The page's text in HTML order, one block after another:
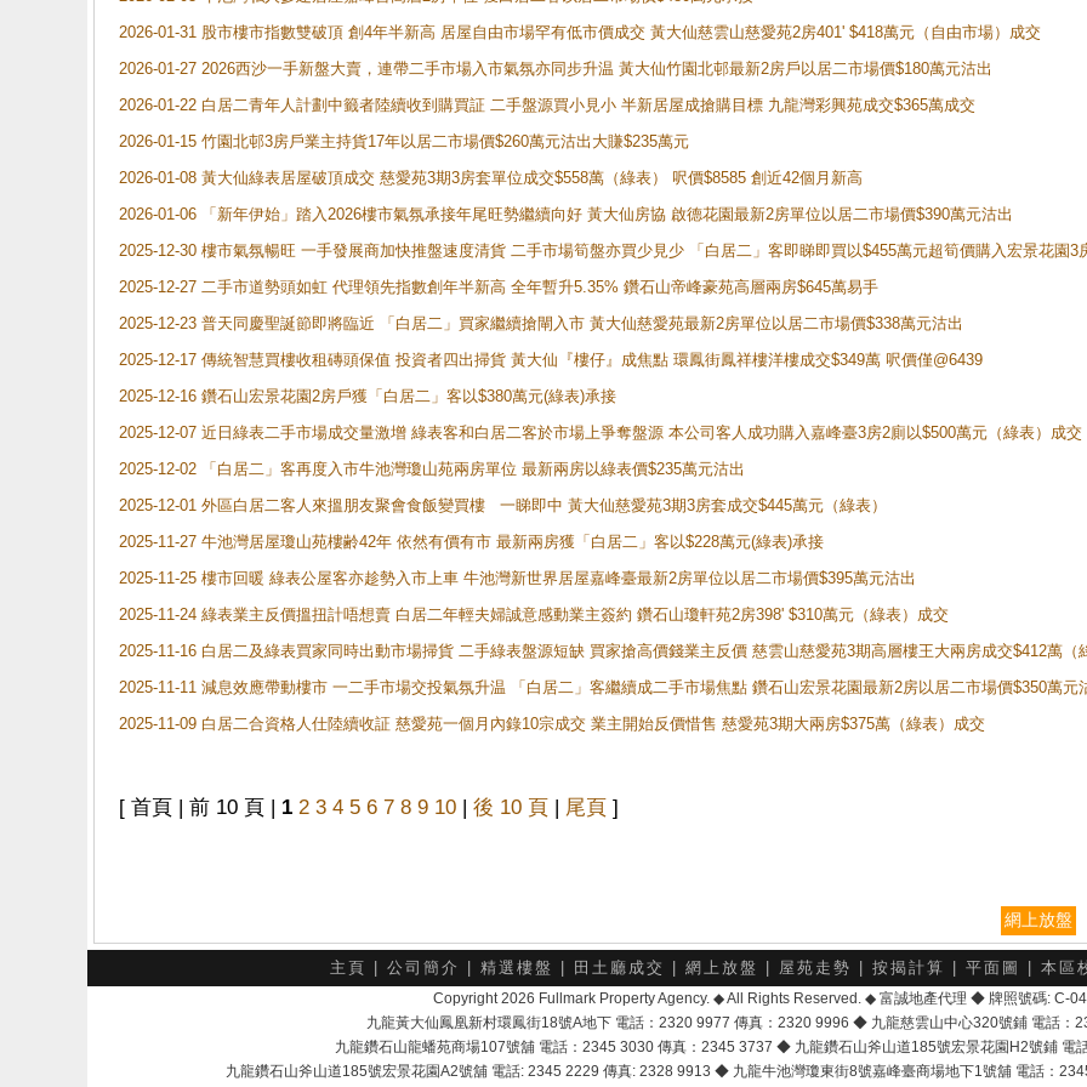
2026-01-31 股市樓市指數雙破頂 創4年半新高 居屋自由市場罕有低市價成交 黃大仙慈雲山慈愛苑2房401' $418萬元（自由市場）成交
2026-01-27 2026西沙一手新盤大賣，連帶二手市場入市氣氛亦同步升温 黃大仙竹園北邨最新2房戶以居二市場價$180萬元沽出
2026-01-22 白居二青年人計劃中籤者陸續收到購買証 二手盤源買小見小 半新居屋成搶購目標 九龍灣彩興苑成交$365萬成交
2026-01-15 竹園北邨3房戶業主持貨17年以居二市場價$260萬元沽出大賺$235萬元
2026-01-08 黃大仙綠表居屋破頂成交 慈愛苑3期3房套單位成交$558萬（綠表） 呎價$8585 創近42個月新高
2026-01-06 「新年伊始」踏入2026樓市氣氛承接年尾旺勢繼續向好 黃大仙房協 啟德花園最新2房單位以居二市場價$390萬元沽出
2025-12-30 樓市氣氛暢旺 一手發展商加快推盤速度清貨 二手市場筍盤亦買少見少 「白居二」客即睇即買以$455萬元超筍價購入宏景花園3
2025-12-27 二手市道勢頭如虹 代理領先指數創年半新高 全年暫升5.35% 鑽石山帝峰豪苑高層兩房$645萬易手
2025-12-23 普天同慶聖誕節即將臨近 「白居二」買家繼續搶閘入市 黃大仙慈愛苑最新2房單位以居二市場價$338萬元沽出
2025-12-17 傳統智慧買樓收租磚頭保值 投資者四出掃貨 黃大仙『樓仔』成焦點 環鳳街鳳祥樓洋樓成交$349萬 呎價僅@6439
2025-12-16 鑽石山宏景花園2房戶獲「白居二」客以$380萬元(綠表)承接
2025-12-07 近日綠表二手市場成交量激增 綠表客和白居二客於市場上爭奪盤源 本公司客人成功購入嘉峰臺3房2廁以$500萬元（綠表）成交
2025-12-02 「白居二」客再度入市牛池灣瓊山苑兩房單位 最新兩房以綠表價$235萬元沽出
2025-12-01 外區白居二客人來搵朋友聚會食飯變買樓 一睇即中 黃大仙慈愛苑3期3房套成交$445萬元（綠表）
2025-11-27 牛池灣居屋瓊山苑樓齢42年 依然有價有市 最新兩房獲「白居二」客以$228萬元(綠表)承接
2025-11-25 樓市回暖 綠表公屋客亦趁勢入市上車 牛池灣新世界居屋嘉峰臺最新2房單位以居二市場價$395萬元沽出
2025-11-24 綠表業主反價搵扭計唔想賣 白居二年輕夫婦誠意感動業主簽約 鑽石山瓊軒苑2房398' $310萬元（綠表）成交
2025-11-16 白居二及綠表買家同時出動市場掃貨 二手綠表盤源短缺 買家搶高價錢業主反價 慈雲山慈愛苑3期高層樓王大兩房成交$412萬（
2025-11-11 減息效應帶動樓市 一二手市場交投氣氛升温 「白居二」客繼續成二手市場焦點 鑽石山宏景花園最新2房以居二市場價$350萬元
2025-11-09 白居二合資格人仕陸續收証 慈愛苑一個月內錄10宗成交 業主開始反價惜售 慈愛苑3期大兩房$375萬（綠表）成交
[ 首頁 | 前 10 頁 | 1 2 3 4 5 6 7 8 9 10 | 後 10 頁 | 尾頁 ]
網上放盤
主頁 公司簡介 精選樓盤 田土廳成交 網上放盤 屋苑走勢 按揭計算 平面圖 本區
Copyright 2026 Fullmark Property Agency. ◆ All Rights Reserved. ◆ 富誠地產代理 ◆ 牌照號碼: C-
九龍黃大仙鳳凰新村環鳳街18號A地下 電話：2320 9977 傳真：2320 9996 ◆ 九龍慈雲山中心320號鋪 電話：
九龍鑽石山龍蟠苑商場107號舖 電話：2345 3030 傳真：2345 3737 ◆ 九龍鑽石山斧山道185號宏景花園H2號鋪 電
九龍鑽石山斧山道185號宏景花園A2號舖 電話: 2345 2229 傳真: 2328 9913 ◆ 九龍牛池灣瓊東街8號嘉峰臺商場地下1號舖 電話：